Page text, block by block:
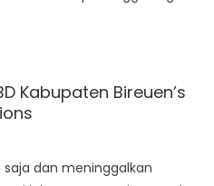
Kabupaten Bireuen’s
dan meninggalkan